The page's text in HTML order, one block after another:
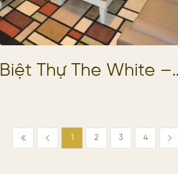
Biệt Thự The White –
2 3 4